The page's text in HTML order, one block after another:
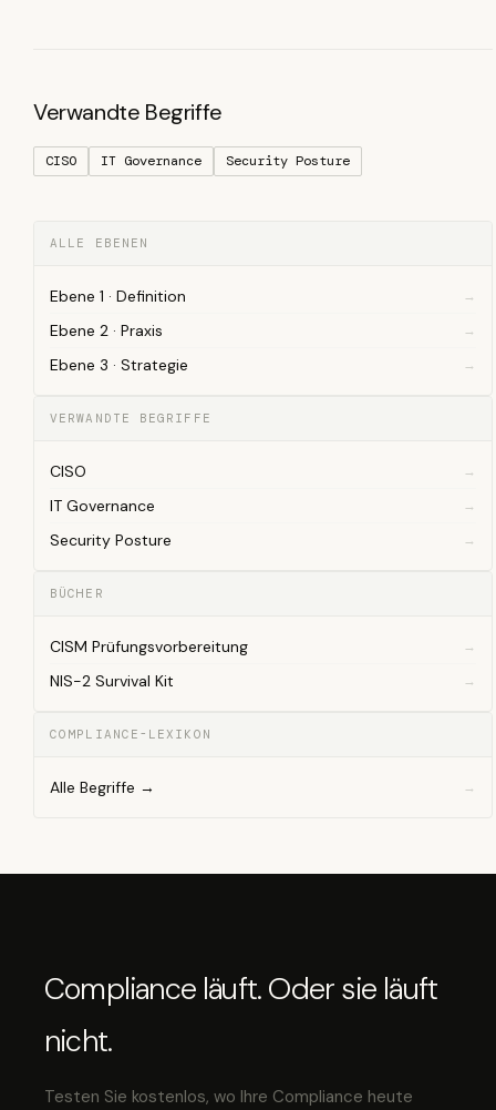
Verwandte Begriffe
CISO IT Governance Security Posture
ALLE EBENEN
Ebene 1 · Definition
Ebene 2 · Praxis
Ebene 3 · Strategie
VERWANDTE BEGRIFFE
CISO
IT Governance
Security Posture
BÜCHER
CISM Prüfungsvorbereitung
NIS-2 Survival Kit
COMPLIANCE-LEXIKON
Alle Begriffe →
Compliance läuft. Oder sie läuft
nicht.
Testen Sie kostenlos, wo Ihre Compliance heute